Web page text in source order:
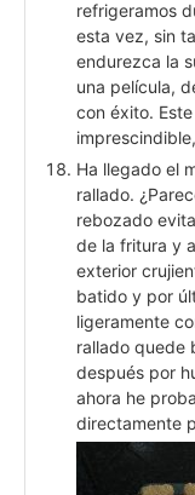
refrigeramos
esta vez, sin
endurezca la
una película,
con éxito.
Ha llegado el
rallado.
rebozado
de la fritura y
exterior
batido y por
ligeramente
rallado quede
después por
ahora he
directamente